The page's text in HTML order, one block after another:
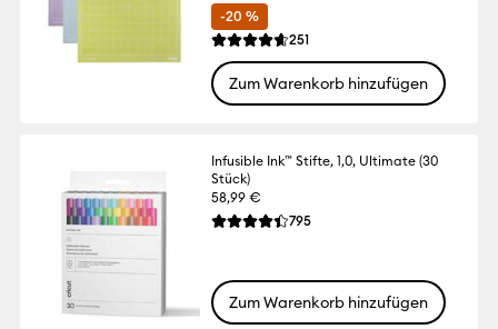
-20 %
Die durchschnittliche Bewertung für
251
Zum Warenkorb hinzufügen
Infusible Ink™ Stifte, 1,0, Ultimate (30
Stück)
58,99 €
Die durchschnittliche Bewertung für
795Reviews
Zum Warenkorb hinzufügen